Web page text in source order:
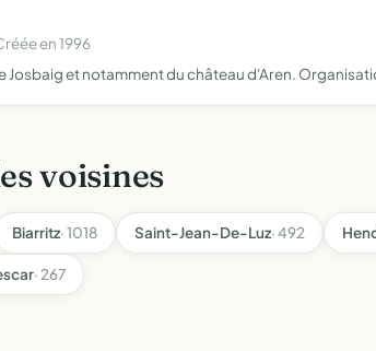
en 1996
Josbaig et notamment du château d'Aren.
voisines
Biarritz· 1018 Saint-Jean-De-Luz· 492
· 267